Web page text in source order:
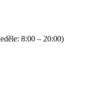
8:00 – 20:00)